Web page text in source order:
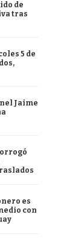
de
tras
5 de
Jaime
es
con